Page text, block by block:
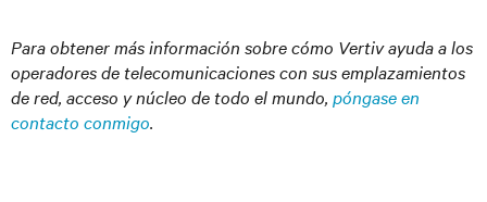
Para obtener más información sobre cómo Vertiv ayuda a los
operadores de telecomunicaciones con sus emplazamientos
de red, acceso y núcleo de todo el mundo, póngase en
contacto conmigo.